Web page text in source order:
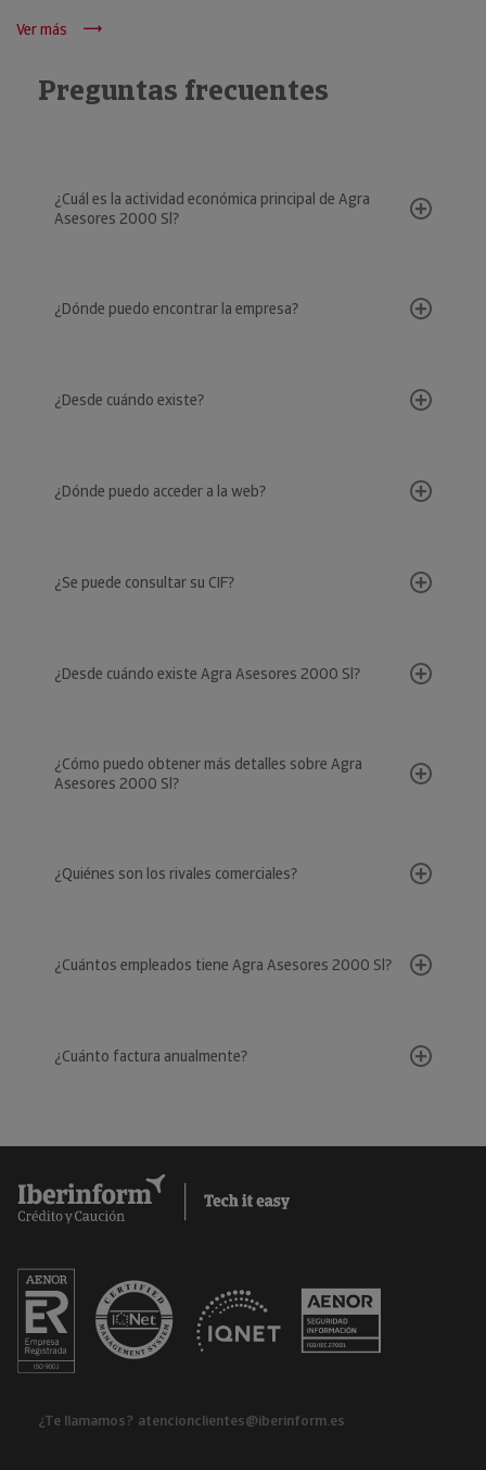
Ver más
Preguntas frecuentes
¿Cuál es la actividad económica principal de Agra
Asesores 2000 Sl?
¿Dónde puedo encontrar la empresa?
¿Desde cuándo existe?
¿Dónde puedo acceder a la web?
¿Se puede consultar su CIF?
¿Desde cuándo existe Agra Asesores 2000 Sl?
¿Cómo puedo obtener más detalles sobre Agra
Asesores 2000 Sl?
¿Quiénes son los rivales comerciales?
¿Cuántos empleados tiene Agra Asesores 2000 Sl?
¿Cuánto factura anualmente?
¿Te llamamos? atencionclientes@iberinform.es